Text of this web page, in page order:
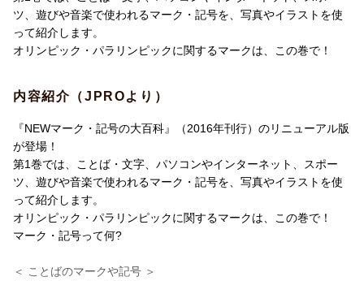
ツ、遊びや音楽で使われるマーク・記号を、写真やイラストを使
って紹介します。
オリンピック・パラリンピックに関するマークは、この巻で！
内容紹介（JPROより）
『NEWマーク・記号の大百科』（2016年刊行）のリニューアル版
が登場！
第1巻では、ことば・文字、パソコンやインターネット、スポー
ツ、遊びや音楽で使われるマーク・記号を、写真やイラストを使
って紹介します。
オリンピック・パラリンピックに関するマークは、この巻で！
マーク・記号って何?
＜ ことばのマークや記号 ＞